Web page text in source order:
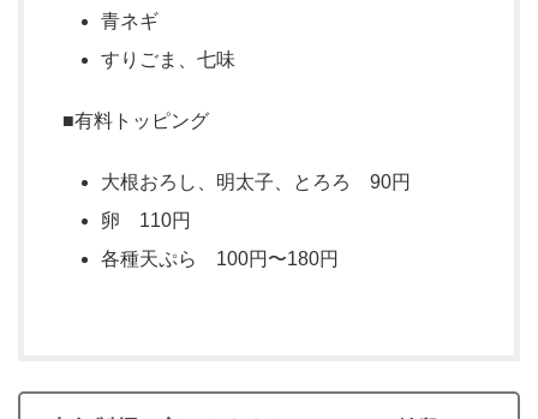
青ネギ
すりごま、七味
■有料トッピング
大根おろし、明太子、とろろ 90円
卵 110円
各種天ぷら 100円〜180円